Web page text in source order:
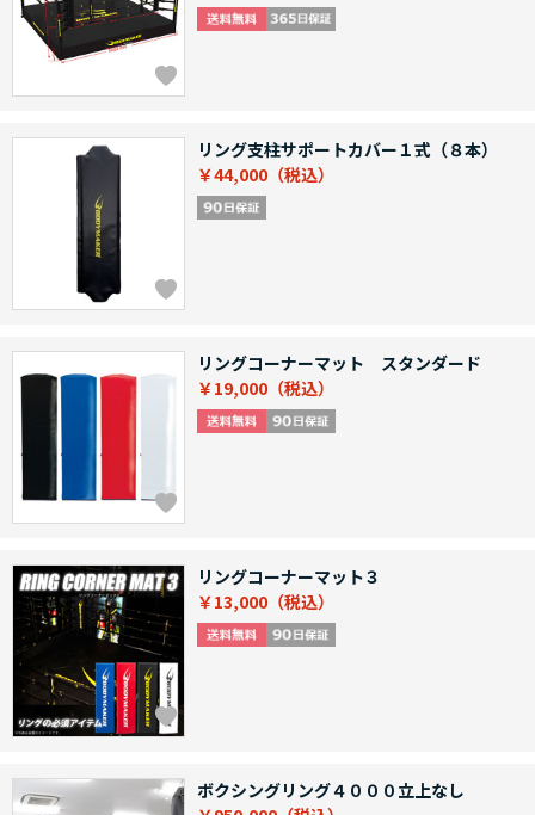
リング支柱サポートカバー１式（８本）
￥44,000
リングコーナーマット スタンダード
￥19,000
リングコーナーマット３
￥13,000
ボクシングリング４０００立上なし